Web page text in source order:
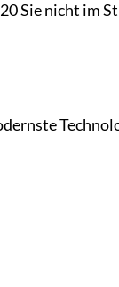
Sie nicht im